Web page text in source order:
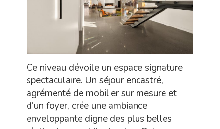
Ce niveau dévoile un espace signature
spectaculaire. Un séjour encastré,
agrémenté de mobilier sur mesure et
d’un foyer, crée une ambiance
enveloppante digne des plus belles